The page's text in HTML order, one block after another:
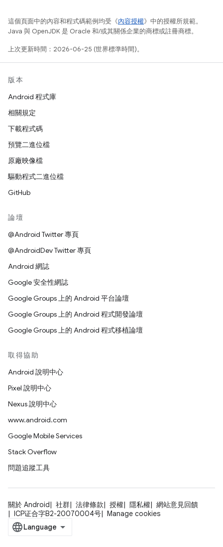
這個頁面中的內容和程式碼範例均受《內容授權》中的授權所規範。
Java 與 OpenJDK 是 Oracle 和/或其關係企業的商標或註冊商標。
上次更新時間：2026-06-25 (世界標準時間)。
版本
Android 程式庫
相關規定
下載程式碼
預覽二進位檔
原廠映像檔
驅動程式二進位檔
GitHub
論壇
@Android Twitter 專頁
@AndroidDev Twitter 專頁
Android 網誌
Google 安全性網誌
Google Groups 上的 Android 平台論壇
Google Groups 上的 Android 程式開發論壇
Google Groups 上的 Android 程式移植論壇
取得協助
Android 說明中心
Pixel 說明中心
Nexus 說明中心
www.android.com
Google Mobile Services
Stack Overflow
問題追蹤工具
關於 Android 社群 法律條款 授權 隱私權
網站意見回饋
ICP证合字B2-20070004号
Manage cookies